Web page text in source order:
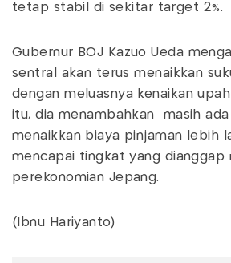
tetap stabil di sekitar target 2%.
Gubernur BOJ Kazuo Ueda
sentral akan terus menaikkan
dengan meluasnya kenaikan
itu, dia menambahkan masih
menaikkan biaya pinjaman lebih
mencapai tingkat yang dianggap
perekonomian Jepang.
(Ibnu Hariyanto)